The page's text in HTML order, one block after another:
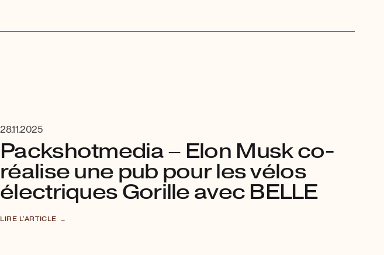
28.11.2025
Packshotmedia – Elon Musk co-
réalise une pub pour les vélos
électriques Gorille avec BELLE
LIRE L'ARTICLE